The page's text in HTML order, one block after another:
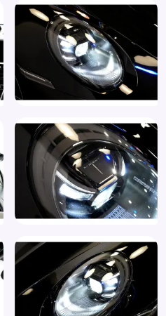
sporteindpijpen zwart
met geheugen